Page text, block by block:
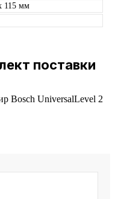
115 мм
поставки
Bosch UniversalLevel 2